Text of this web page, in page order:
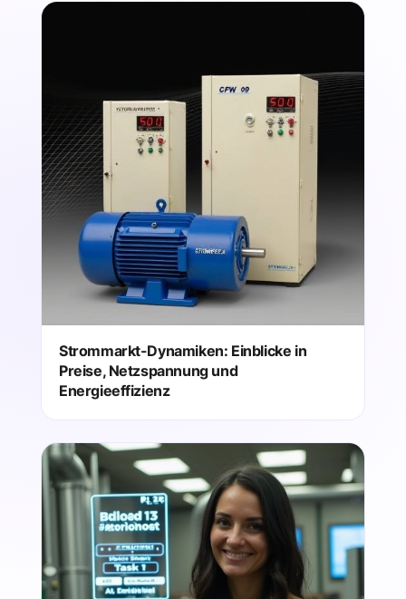
Strommarkt-Dynamiken: Einblicke in
Preise, Netzspannung und
Energieeffizienz